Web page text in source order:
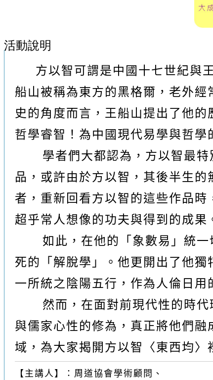
活動說明
方以智可謂是中國十七世紀與王
船山被稱為東方的黑格爾，老外
史的角度而言，王船山提出了他
哲學睿智！為中國現代易學與哲學
學者們大都認為，方以智最特
品，或許由於方以智，其後半生
者，重新回看方以智的這些作品
超乎常人想像的功夫與得到的成果
如此，在他的「象數易」統一
死的「解脫學」。他更開出了他
一所統之陰陽五行，作為人倫日用
然而，在面對前現代性的時
與儒家心性的修為，真正將他們
域，為大家揭開方以智〈東西均〉
【主講人】：周道協會學術顧問、